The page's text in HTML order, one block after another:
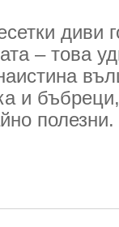
диви
– това
и
полезни.